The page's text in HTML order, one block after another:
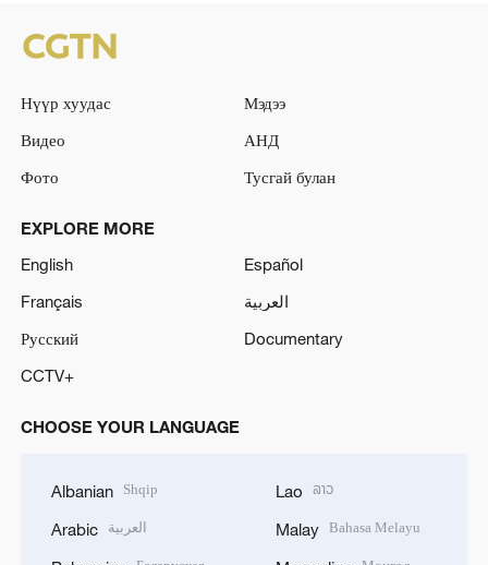
Нүүр хуудас
Мэдээ
Видео
АНД
Фото
Тусгай булан
EXPLORE MORE
English
Español
Français
العربية
Русский
Documentary
CCTV+
CHOOSE YOUR LANGUAGE
Albanian Shqip
Arabic العربية
Lao ລາວ
Malay Bahasa Melayu